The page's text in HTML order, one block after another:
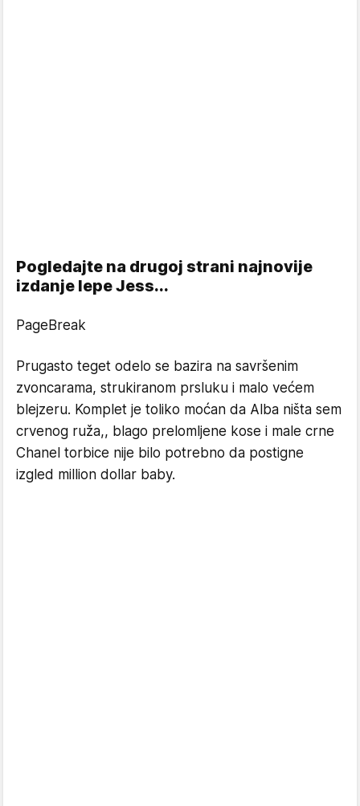
Pogledajte na drugoj strani najnovije
izdanje lepe Jess...
PageBreak
Prugasto teget odelo se bazira na savršenim
zvoncarama, strukiranom prsluku i malo većem
blejzeru. Komplet je toliko moćan da Alba ništa sem
crvenog ruža,, blago prelomljene kose i male crne
Chanel torbice nije bilo potrebno da postigne
izgled million dollar baby.